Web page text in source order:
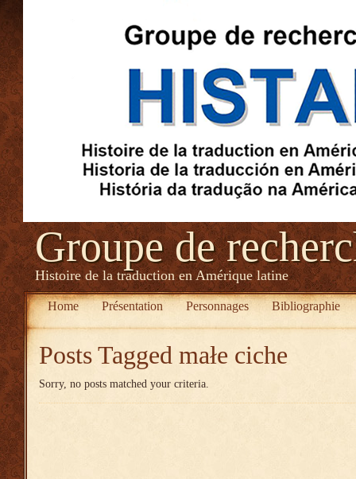
Groupe de
Histoire de la traduction en Amérique latine
Home Présentation Personnages Bibliographie
Posts Tagged małe ciche
Sorry, no posts matched your criteria.